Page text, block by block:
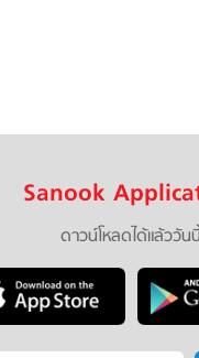
Sanook
ดาวน์โหลดได้แล้ววัน